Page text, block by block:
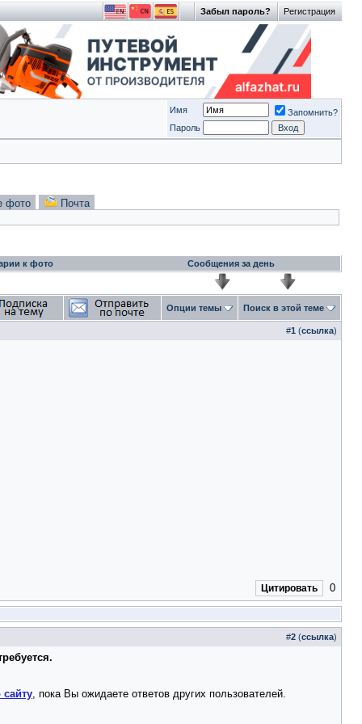
Регистрация
Забыл пароль?
Имя
Запомнить?
Пароль
фото Почта
к фото Сообщения за день
Опции темы Поиск в этой теме
#1 (ссылка)
Цитировать 0
#2 (ссылка)
, пока Вы ожидаете ответов других пользователей.